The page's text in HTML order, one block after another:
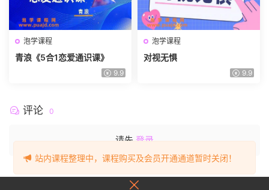
泡学课程
青浪《5合1恋爱通识课》
9.9
泡学课程
对视无惧
9.9
评论 0
请先登录
站内课程整理中，课程购买及会员开通通道暂时关闭！